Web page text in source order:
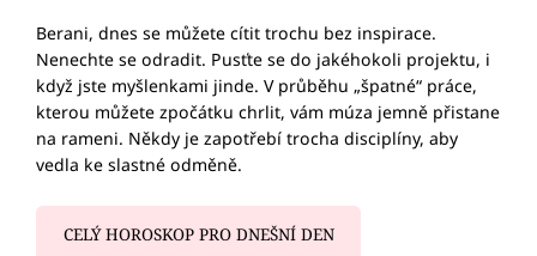
Berani, dnes se můžete cítit trochu bez inspirace.
Nenechte se odradit. Pusťte se do jakéhokoli projektu, i
když jste myšlenkami jinde. V průběhu „špatné“ práce,
kterou můžete zpočátku chrlit, vám múza jemně přistane
na rameni. Někdy je zapotřebí trocha disciplíny, aby
vedla ke slastné odměně.
CELÝ HOROSKOP PRO DNEŠNÍ DEN